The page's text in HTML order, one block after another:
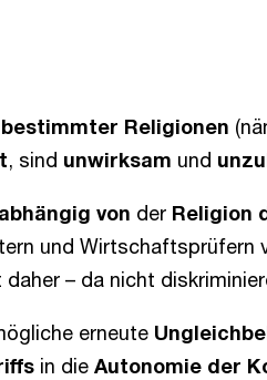
Religionen
, sind unwirksam und
von der Religion
und Wirtschaftsprüfern
– da nicht
erneute
in die Autonomie der